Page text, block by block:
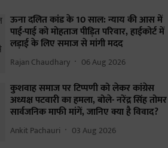
ऊना दलित कांड के 10 साल: न्याय की आस में
पाई-पाई को मोहताज पीड़ित परिवार, हाईकोर्ट में
लड़ाई के लिए समाज से मांगी मदद
Rajan Chaudhary 06 Aug 2026
कुशवाह समाज पर टिप्पणी को लेकर कांग्रेस
अध्यक्ष पटवारी का हमला, बोले- नरेंद्र सिंह तोमर
सार्वजनिक माफी मांगें, जानिए क्या है विवाद?
Ankit Pachauri 03 Aug 2026